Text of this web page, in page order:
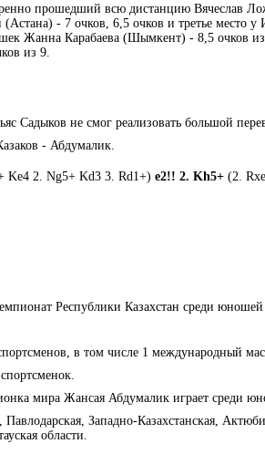
прошедший всю дистанцию Вячеслав
- 7 очков, 6,5 очков и третье место
Жанна Карабаева (Шымкент) - 8,5 очков
из 9.
Садыков не смог реализовать большой
- Абдумалик.
Ke4 2. Ng5+ Kd3 3. Rd1+) e2!! 2. Kh5+ (2.
Республики Казахстан среди юношей
в том числе 1 международный
мира Жансая Абдумалик играет среди
Западно-Казахстанская,
области.